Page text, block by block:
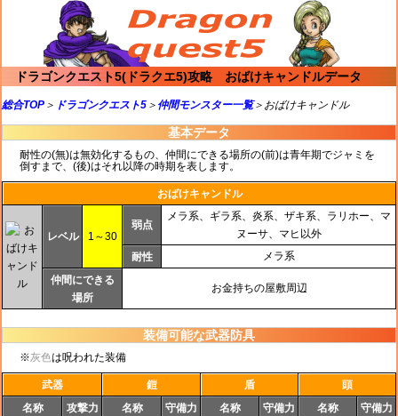
ドラゴンクエスト5(ドラクエ5)攻略 おばけキャンドルデータ
総合TOP ＞ ドラゴンクエスト5 ＞ 仲間モンスター一覧＞おばけキャンドル
基本データ
耐性の(無)は無効化するもの、仲間にできる場所の(前)は青年期でジャミを
倒すまで、(後)はそれ以降の時期を表します。
おばけキャンドル
レベル 1～30
弱点
メラ系、ギラ系、炎系、ザキ系、ラリホー、マ
ヌーサ、マヒ以外
耐性
メラ系
仲間にできる
場所
お金持ちの屋敷周辺
装備可能な武器防具
※灰色は呪われた装備
武器 鎧 盾
頭
名称
攻撃力 名称 守備力 名称 守備力 名称
守備力